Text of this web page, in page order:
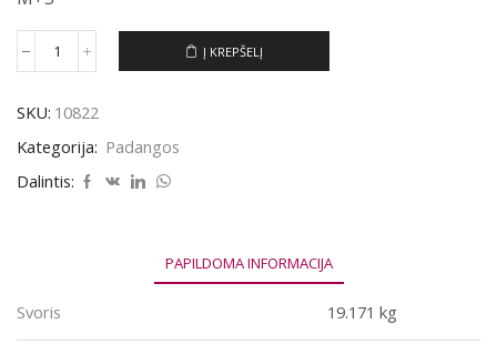
produkto
ROADCRUZA
RA1100
265/70R17
121/118R
Į KREPŠELĮ
SKU: 10822
Kategorija: Padangos
Dalintis:
PAPILDOMA INFORMACIJA
Svoris 19.171 kg